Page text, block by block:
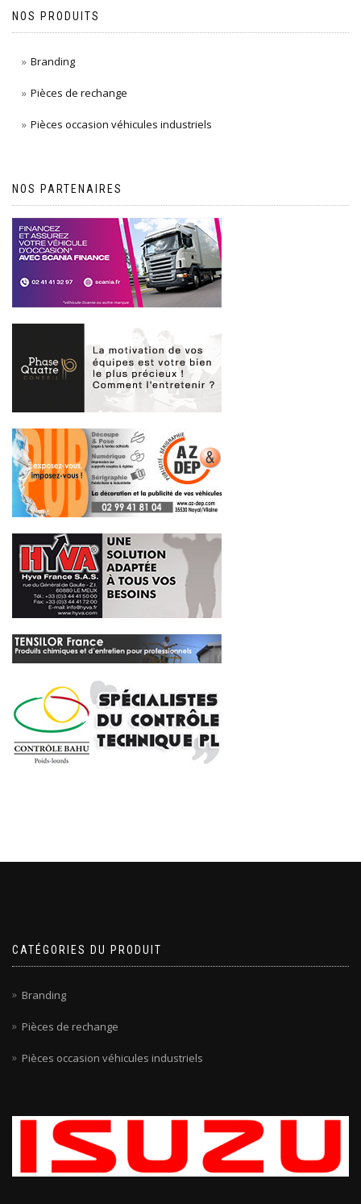
NOS PRODUITS
Branding
Pièces de rechange
Pièces occasion véhicules industriels
NOS PARTENAIRES
CATÉGORIES DU PRODUIT
Branding
Pièces de rechange
Pièces occasion véhicules industriels